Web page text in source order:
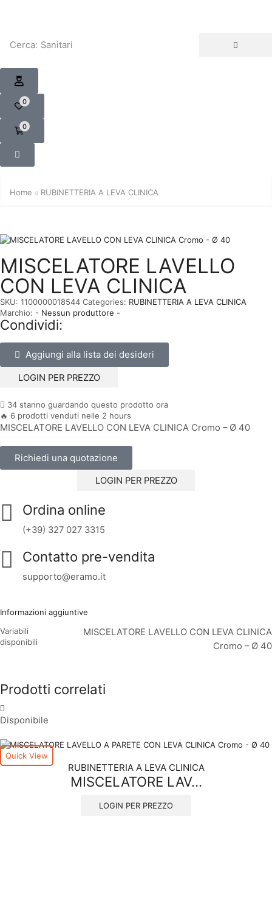
Cerca: Sanitari
0
0
Home RUBINETTERIA A LEVA CLINICA
MISCELATORE LAVELLO
CON LEVA CLINICA
SKU: 1100000018544 Categories: RUBINETTERIA A LEVA CLINICA
Marchio: - Nessun produttore -
Condividi:
Aggiungi alla lista dei desideri
LOGIN PER PREZZO
34 stanno guardando questo prodotto ora
🔥 6 prodotti venduti nelle 2 hours
MISCELATORE LAVELLO CON LEVA CLINICA Cromo – Ø 40
Richiedi una quotazione
LOGIN PER PREZZO
Ordina online
(+39) 327 027 3315
Contatto pre-vendita
supporto@eramo.it
Informazioni aggiuntive
Variabili
disponibili
MISCELATORE LAVELLO CON LEVA CLINICA
Cromo – Ø 40
Prodotti correlati
Disponibile
Quick View
RUBINETTERIA A LEVA CLINICA
MISCELATORE LAV...
LOGIN PER PREZZO